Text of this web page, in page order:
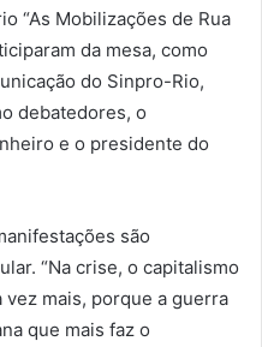
“As Mobilizações de Rua
da mesa, como
do Sinpro-Rio,
debatedores, o
e o presidente do
são
“Na crise, o capitalismo
mais, porque a guerra
que mais faz o